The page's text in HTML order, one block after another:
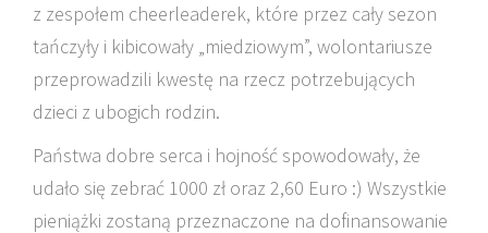
z zespołem cheerleaderek, które przez cały sezon
tańczyły i kibicowały „miedziowym”, wolontariusze
przeprowadzili kwestę na rzecz potrzebujących
dzieci z ubogich rodzin.
Państwa dobre serca i hojność spowodowały, że
udało się zebrać 1000 zł oraz 2,60 Euro :) Wszystkie
pieniążki zostaną przeznaczone na dofinansowanie